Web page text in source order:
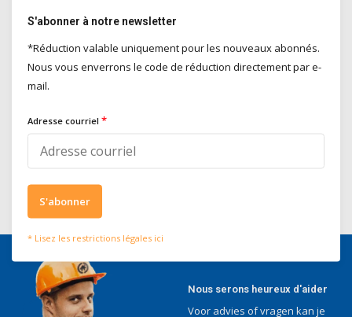
Nous serons heureux d'aider
Voor advies of vragen kan je
S'abonner à notre newsletter
*Réduction valable uniquement pour les nouveaux abonnés.
Nous vous enverrons le code de réduction directement par e-
mail.
Adresse courriel *
S'abonner
* Lisez les restrictions légales ici